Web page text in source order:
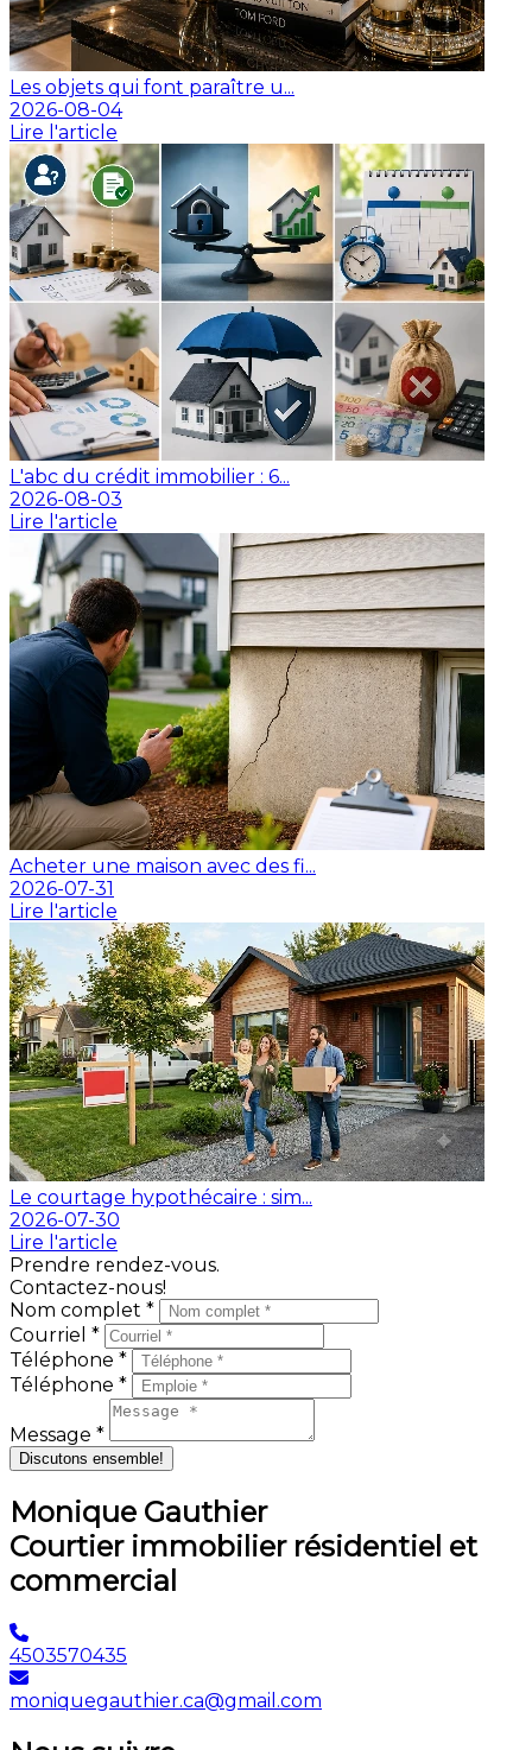
Les objets qui font paraître u...
2026-08-04
Lire l'article
L'abc du crédit immobilier : 6...
2026-08-03
Lire l'article
Acheter une maison avec des fi...
2026-07-31
Lire l'article
Le courtage hypothécaire : sim...
2026-07-30
Lire l'article
Prendre rendez-vous.
Contactez-nous!
Nom complet *
Courriel *
Téléphone *
Téléphone *
Message *
Discutons ensemble!
Monique Gauthier
Courtier immobilier résidentiel et
commercial
4503570435
moniquegauthier.ca@gmail.com